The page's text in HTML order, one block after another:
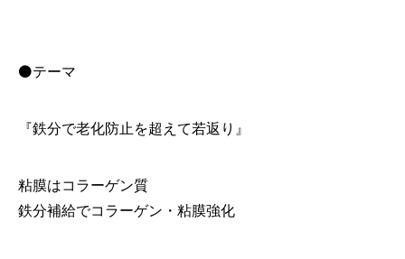
⚫テーマ
『鉄分で老化防止を超えて若返り』
粘膜はコラーゲン質
鉄分補給でコラーゲン・粘膜強化